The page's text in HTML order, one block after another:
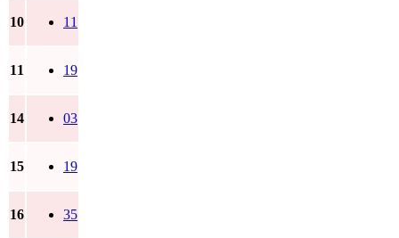
10 11
11 19
14 03
15 19
16 35